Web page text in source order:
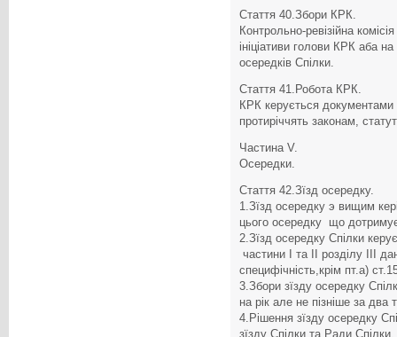
Стаття 40.Збори КРК.
Контрольно-ревізійна
ініціативи голови КРК аба
осередків Спілки.
Стаття 41.Робота КРК.
КРК керується
протиріччять законам,
Частина V.
Осередки.
Стаття 42.Зїзд осередку.
1.Зїзд осередку э вищим
цього осередку що
2.Зїзд осередку Спілки
частини I та II розділу III
специфічність,крім пт.а)
3.Збори зїзду осередку
на рік але не пізніше за два
4.Рішення зїзду осередку
зїзду Спілки та Ради Спілки.